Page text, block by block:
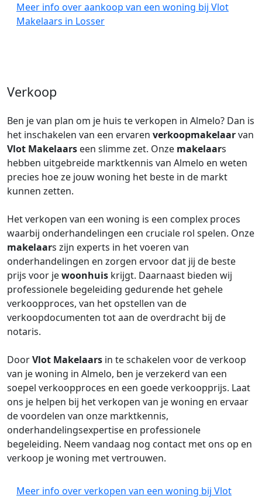
Meer info over aankoop van een woning bij Vlot
Makelaars in Losser
Verkoop
Ben je van plan om je huis te verkopen in Almelo? Dan is
het inschakelen van een ervaren verkoopmakelaarvan
Vlot Makelaars een slimme zet. Onze makelaars
hebben uitgebreide marktkennis van Almelo en weten
precies hoe ze jouw woning het beste in de markt
kunnen zetten.
Het verkopen van een woning is een complex proces
waarbij onderhandelingen een cruciale rol spelen. Onze
makelaars zijn experts in het voeren van
onderhandelingen en zorgen ervoor dat jij de beste
prijs voor jewoonhuis krijgt. Daarnaast bieden wij
professionele begeleiding gedurende het gehele
verkoopproces, van het opstellen van de
verkoopdocumenten tot aan de overdracht bij de
notaris.
DoorVlot Makelaars in te schakelen voor de verkoop
van je woning in Almelo, ben je verzekerd van een
soepel verkoopproces en een goede verkoopprijs. Laat
ons je helpen bij het verkopen van je woning en ervaar
de voordelen van onze marktkennis,
onderhandelingsexpertise en professionele
begeleiding. Neem vandaag nog contact met ons op en
verkoop je woning met vertrouwen.
Meer info over verkopen van een woning bij Vlot